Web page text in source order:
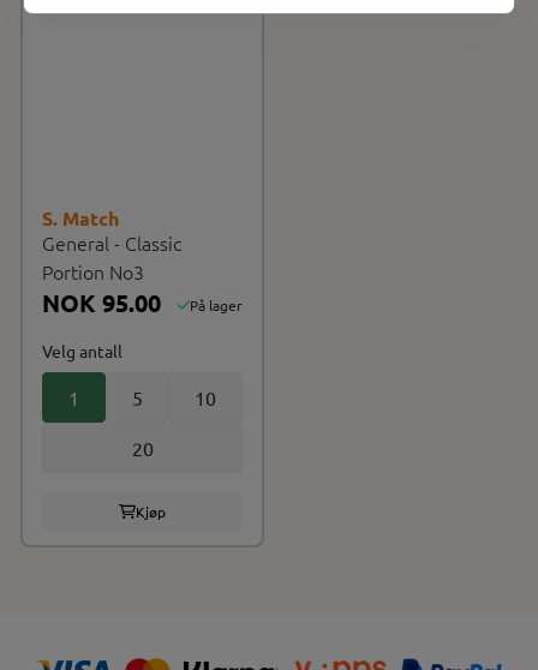
S. Match
General - Classic
Portion No3
NOK 95.00 På lager
Velg antall
1 5 10
20
Kjøp